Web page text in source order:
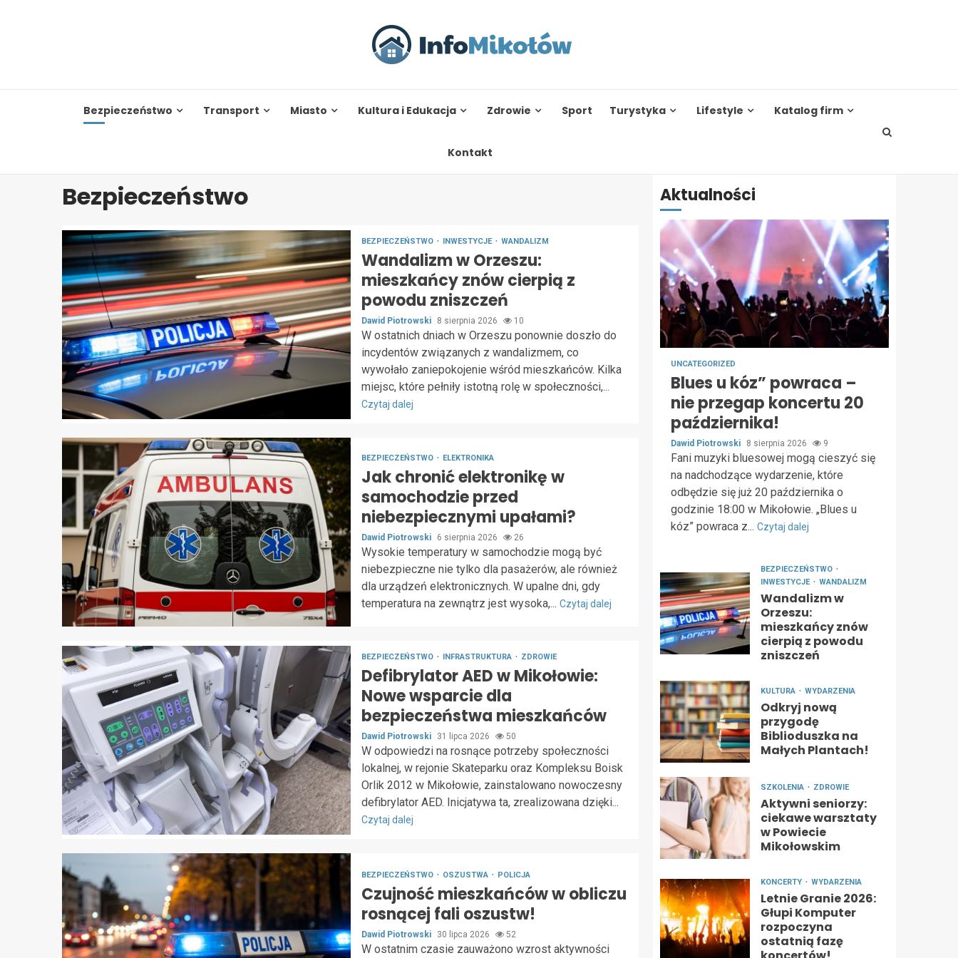
Bezpieczeństwo Transport Miasto Kultura i Edukacja Zdrowie Sport Turystyka Lifestyle Katalog firm
Kontakt
Bezpieczeństwo
BEZPIECZEŃSTWO INWESTYCJE WANDALIZM
Wandalizm w Orzeszu:
mieszkańcy znów cierpią z
powodu zniszczeń
Dawid Piotrowski 8 sierpnia 2026 10
W ostatnich dniach w Orzeszu ponownie doszło do
incydentów związanych z wandalizmem, co
wywołało zaniepokojenie wśród mieszkańców. Kilka
miejsc, które pełniły istotną rolę w społeczności,...
Czytaj dalej
BEZPIECZEŃSTWO ELEKTRONIKA
Jak chronić elektronikę w
samochodzie przed
niebezpiecznymi upałami?
Dawid Piotrowski 6 sierpnia 2026 26
Wysokie temperatury w samochodzie mogą być
niebezpieczne nie tylko dla pasażerów, ale również
dla urządzeń elektronicznych. W upalne dni, gdy
temperatura na zewnątrz jest wysoka,... Czytaj dalej
BEZPIECZEŃSTWO INFRASTRUKTURA ZDROWIE
Defibrylator AED w Mikołowie:
Nowe wsparcie dla
bezpieczeństwa mieszkańców
Dawid Piotrowski 31 lipca 2026 50
W odpowiedzi na rosnące potrzeby społeczności
lokalnej, w rejonie Skateparku oraz Kompleksu Boisk
Orlik 2012 w Mikołowie, zainstalowano nowoczesny
defibrylator AED. Inicjatywa ta, zrealizowana dzięki...
Czytaj dalej
BEZPIECZEŃSTWO OSZUSTWA POLICJA
Czujność mieszkańców w obliczu
rosnącej fali oszustw!
Dawid Piotrowski 30 lipca 2026 52
W ostatnim czasie zauważono wzrost aktywności
Aktualności
UNCATEGORIZED
Blues u kóz” powraca –
nie przegap koncertu 20
października!
Dawid Piotrowski 8 sierpnia 2026 9
Fani muzyki bluesowej mogą cieszyć się
na nadchodzące wydarzenie, które
odbędzie się już 20 października o
godzinie 18:00 w Mikołowie. „Blues u
kóz” powraca z... Czytaj dalej
BEZPIECZEŃSTWO
INWESTYCJE
WANDALIZM
Wandalizm w
Orzeszu:
mieszkańcy znów
cierpią z powodu
zniszczeń
KULTURA WYDARZENIA
Odkryj nową
przygodę
Biblioduszka na
Małych Plantach!
SZKOLENIA ZDROWIE
Aktywni seniorzy:
ciekawe warsztaty
w Powiecie
Mikołowskim
KONCERTY WYDARZENIA
Letnie Granie 2026:
Głupi Komputer
rozpoczyna
ostatnią fazę